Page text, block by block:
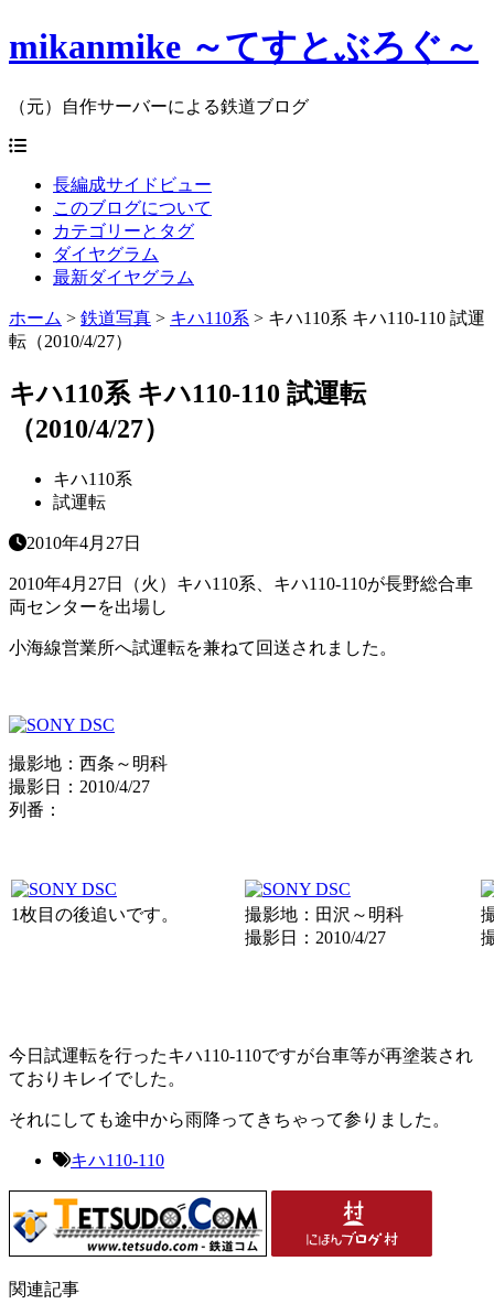
mikanmike ～てすとぶろぐ～
（元）自作サーバーによる鉄道ブログ
長編成サイドビュー
このブログについて
カテゴリーとタグ
ダイヤグラム
最新ダイヤグラム
ホーム > 鉄道写真 > キハ110系 > キハ110系 キハ110-110 試運
転（2010/4/27）
キハ110系 キハ110-110 試運転
（2010/4/27）
キハ110系
試運転
2010年4月27日
2010年4月27日（火）キハ110系、キハ110-110が長野総合車
両センターを出場し
小海線営業所へ試運転を兼ねて回送されました。
撮影地：西条～明科
撮影日：2010/4/27
列番：
1枚目の後追いです。
撮影地：田沢～明科
撮影日：2010/4/27
今日試運転を行ったキハ110-110ですが台車等が再塗装され
ておりキレイでした。
それにしても途中から雨降ってきちゃって参りました。
キハ110-110
関連記事